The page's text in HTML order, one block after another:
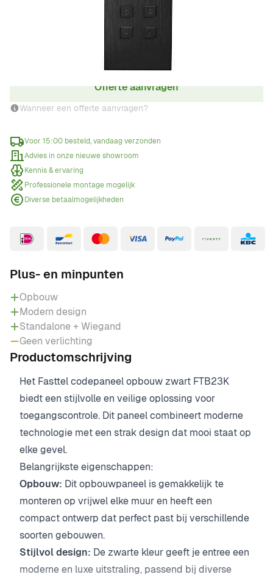
Offerte aanvragen
Wanneer een offerte aanvragen?
Voor 15:00 besteld, vandaag verzonden
Advies in onze nieuwe showroom
Kennis & ervaring
Professionele montage mogelijk
Diverse betaalmogelijkheden
Plus- en minpunten
Opbouw
Modern design
Standalone + Wiegand
Geen verlichting
Productomschrijving
Het Fasttel codepaneel opbouw zwart FTB23K
biedt een stijlvolle en veilige oplossing voor
toegangscontrole. Dit paneel combineert moderne
technologie met een strak design dat mooi staat op
elke gevel.
Belangrijkste eigenschappen:
Opbouw: Dit opbouwpaneel is gemakkelijk te
monteren op vrijwel elke muur en heeft een
compact ontwerp dat perfect past bij verschillende
soorten gebouwen.
Stijlvol design: De zwarte kleur geeft je entree een
moderne en luxe uitstraling, passend bij diverse